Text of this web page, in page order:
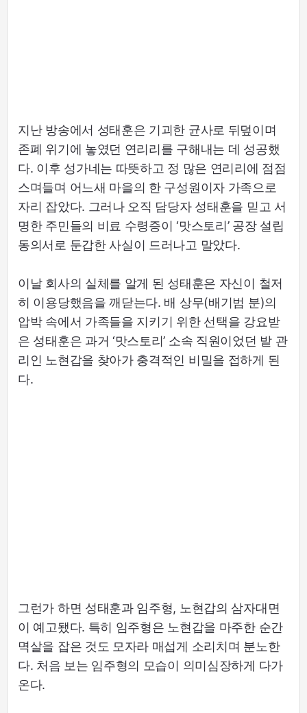
지난 방송에서 성태훈은 기괴한 균사로 뒤덮이며
존폐 위기에 놓였던 연리리를 구해내는 데 성공했
다. 이후 성가네는 따뜻하고 정 많은 연리리에 점점
스며들며 어느새 마을의 한 구성원이자 가족으로
자리 잡았다. 그러나 오직 담당자 성태훈을 믿고 서
명한 주민들의 비료 수령증이 ‘맛스토리’ 공장 설립
동의서로 둔갑한 사실이 드러나고 말았다.
이날 회사의 실체를 알게 된 성태훈은 자신이 철저
히 이용당했음을 깨닫는다. 배 상무(배기범 분)의
압박 속에서 가족들을 지키기 위한 선택을 강요받
은 성태훈은 과거 ‘맛스토리’ 소속 직원이었던 밭 관
리인 노현갑을 찾아가 충격적인 비밀을 접하게 된
다.
그런가 하면 성태훈과 임주형, 노현갑의 삼자대면
이 예고됐다. 특히 임주형은 노현갑을 마주한 순간
멱살을 잡은 것도 모자라 매섭게 소리치며 분노한
다. 처음 보는 임주형의 모습이 의미심장하게 다가
온다.